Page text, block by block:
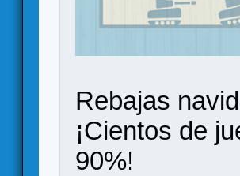
Rebajas
¡Cientos de
90%!